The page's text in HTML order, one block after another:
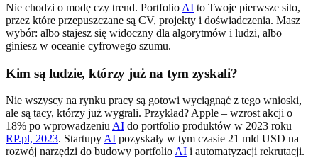
Nie chodzi o modę czy trend. Portfolio AI to Twoje pierwsze sito,
przez które przepuszczane są CV, projekty i doświadczenia. Masz
wybór: albo stajesz się widoczny dla algorytmów i ludzi, albo
giniesz w oceanie cyfrowego szumu.
Kim są ludzie, którzy już na tym zyskali?
Nie wszyscy na rynku pracy są gotowi wyciągnąć z tego wnioski,
ale są tacy, którzy już wygrali. Przykład? Apple – wzrost akcji o
18% po wprowadzeniu AI do portfolio produktów w 2023 roku
RP.pl, 2023. Startupy AI pozyskały w tym czasie 21 mld USD na
rozwój narzędzi do budowy portfolio AI i automatyzacji rekrutacji.